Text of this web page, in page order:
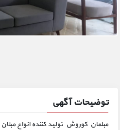
توضیحات آگهی
مبلمان کوروش تولید کننده انواع